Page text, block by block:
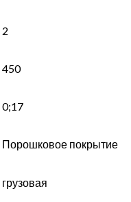
2
450
0;17
Порошковое покрытие
грузовая